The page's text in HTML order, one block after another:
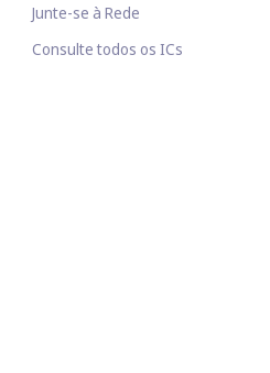
Junte-se à Rede
Consulte todos os ICs